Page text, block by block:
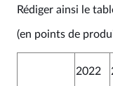
Rédiger ainsi le
(en points de
2022